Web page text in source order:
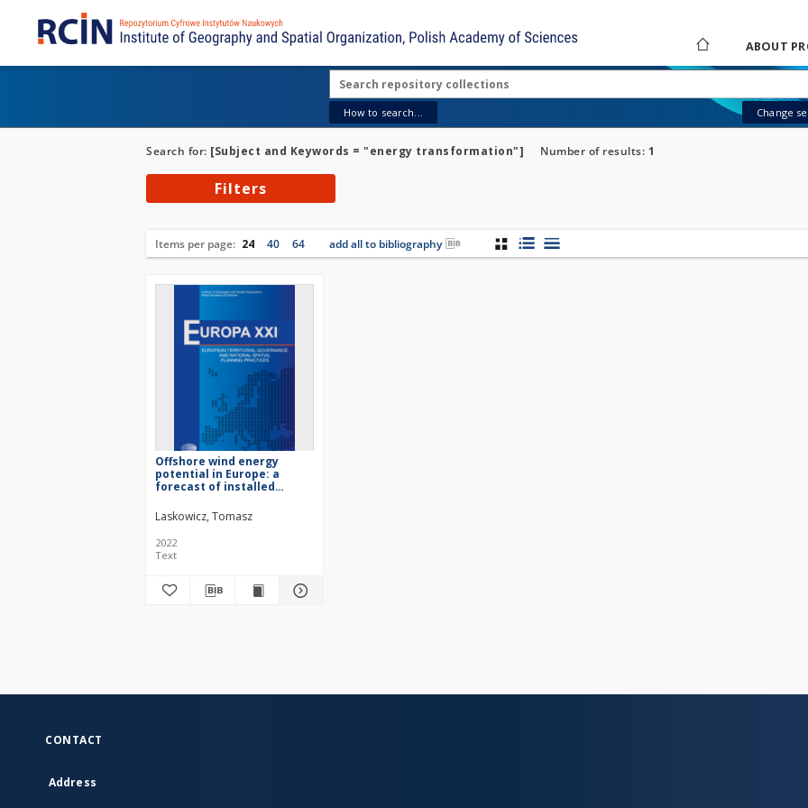
ABOUT
How to search... Change
Search for: [Subject and Keywords = "energy transformation"] Number of results: 1
Filters
Items per page: 24 40 64 add all to bibliography
Offshore wind energy
potential in Europe: a
forecast of installed
Laskowicz, Tomasz
2022
Text
CONTACT
Address